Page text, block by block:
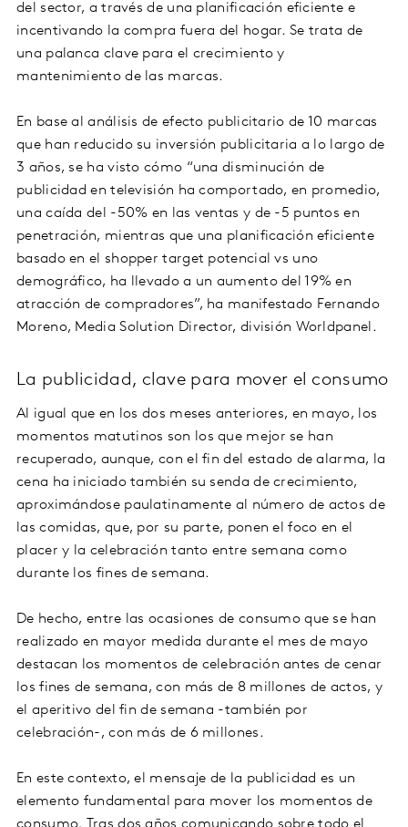
del sector, a través de una planificación eficiente e
incentivando la compra fuera del hogar. Se trata de
una palanca clave para el crecimiento y
mantenimiento de las marcas.
En base al análisis de efecto publicitario de 10 marcas
que han reducido su inversión publicitaria a lo largo de
3 años, se ha visto cómo “una disminución de
publicidad en televisión ha comportado, en promedio,
una caída del -50% en las ventas y de -5 puntos en
penetración, mientras que una planificación eficiente
basado en el shopper target potencial vs uno
demográfico, ha llevado a un aumento del 19% en
atracción de compradores”, ha manifestado Fernando
Moreno, Media Solution Director, división Worldpanel.
La publicidad, clave para mover el consumo
Al igual que en los dos meses anteriores, en mayo, los
momentos matutinos son los que mejor se han
recuperado, aunque, con el fin del estado de alarma, la
cena ha iniciado también su senda de crecimiento,
aproximándose paulatinamente al número de actos de
las comidas, que, por su parte, ponen el foco en el
placer y la celebración tanto entre semana como
durante los fines de semana.
De hecho, entre las ocasiones de consumo que se han
realizado en mayor medida durante el mes de mayo
destacan los momentos de celebración antes de cenar
los fines de semana, con más de 8 millones de actos, y
el aperitivo del fin de semana -también por
celebración-, con más de 6 millones.
En este contexto, el mensaje de la publicidad es un
elemento fundamental para mover los momentos de